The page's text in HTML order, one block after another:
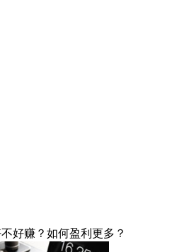
好赚？如何盈利更多？